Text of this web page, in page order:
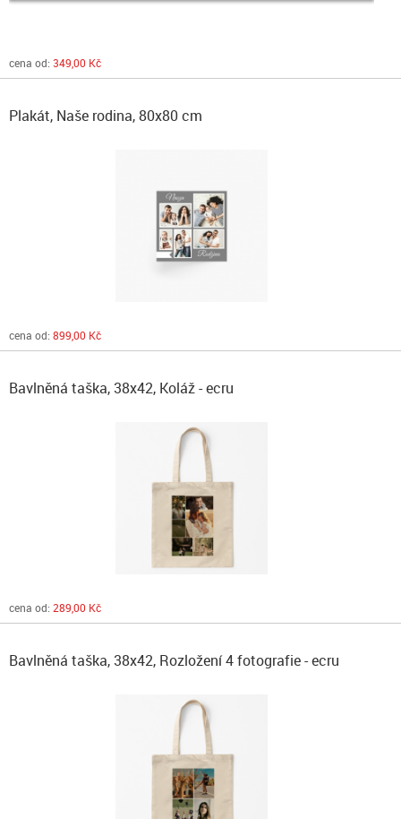
cena od: 349,00 Kč
Plakát, Naše rodina, 80x80 cm
cena od: 899,00 Kč
Bavlněná taška, 38x42, Koláž - ecru
cena od: 289,00 Kč
Bavlněná taška, 38x42, Rozložení 4 fotografie - ecru